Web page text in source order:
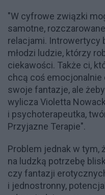
"W cyfrowe związki
samotne,
relacjami. Introwertycy
młodzi ludzie, którzy
ciekawości. Także ci,
chcą coś emocjonalnie
swoje fantazje, ale
wylicza Violetta
i psychoterapeutka,
Przyjazne Terapie".
Problem jednak w tym,
na ludzką potrzebę
czy fantazji
i jednostronny,